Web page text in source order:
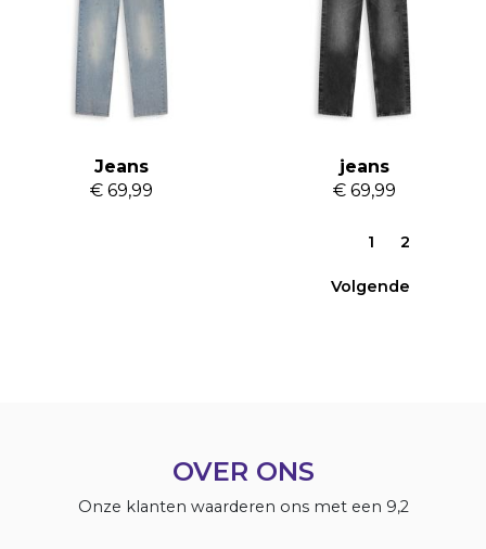
Jeans
€ 69,99
jeans
€ 69,99
1 2
Volgende
OVER ONS
Onze klanten waarderen ons met een 9,2